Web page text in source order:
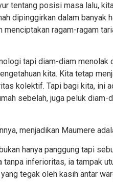
tentang posisi masa lalu,
dipinggirkan dalam
menciptakan ragam-ragam
tapi diam-diam
kita. Kita tetap
kolektif. Tapi bagi kita, ini
sebelah, juga peluk
menjadikan Maumere
bukan hanya panggung tapi
tanpa inferioritas, ia tampak
tegak oleh kasih antar